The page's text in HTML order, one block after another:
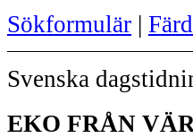
Sökformulär |
Svenska
EKO FRÅN